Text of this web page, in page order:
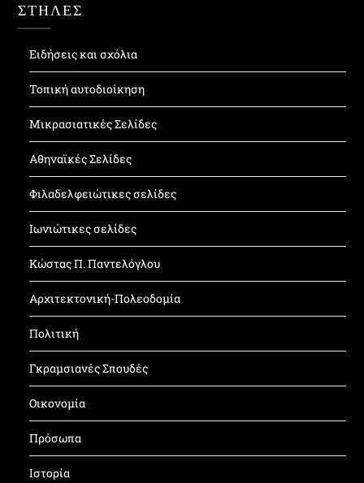
ΣΤΗΛΕΣ
Ειδήσεις και σχόλια
Τοπική αυτοδιοίκηση
Μικρασιατικές Σελίδες
Αθηναϊκές Σελίδες
Φιλαδελφειώτικες σελίδες
Ιωνιώτικες σελίδες
Κώστας Π. Παντελόγλου
Αρχιτεκτονική-Πολεοδομία
Πολιτική
Γκραμσιανές Σπουδές
Οικονομία
Πρόσωπα
Ιστορία